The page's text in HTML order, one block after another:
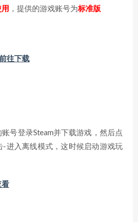
，提供的游戏账号为标准版
往下载
号登录Steam并下载游戏，然后点
-进入离线模式，这时候启动游戏玩
看